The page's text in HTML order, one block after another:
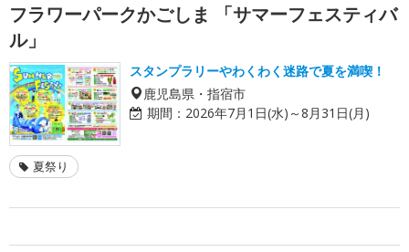
フラワーパークかごしま 「サマーフェスティバ
ル」
スタンプラリーやわくわく迷路で夏を満喫！
鹿児島県・指宿市
期間： 2026年7月1日(水)～8月31日(月)
夏祭り